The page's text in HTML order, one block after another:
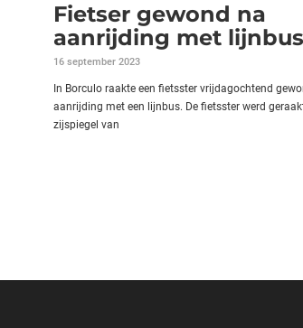
Fietser gewond na
aanrijding met lijnbus
16 september 2023
In Borculo raakte een fietsster vrijdagochtend
aanrijding met een lijnbus. De fietsster werd
zijspiegel van